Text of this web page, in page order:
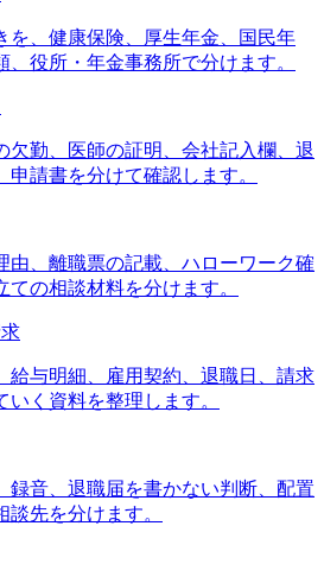
を、健康保険、厚生年金、国民年
役所・年金事務所で分けます。
欠勤、医師の証明、会社記入欄、退
請書を分けて確認します。
由、離職票の記載、ハローワーク確
の相談材料を分けます。
給与明細、雇用契約、退職日、請求
く資料を整理します。
録音、退職届を書かない判断、配置
先を分けます。